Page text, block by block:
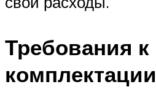
Требования к
комплектации